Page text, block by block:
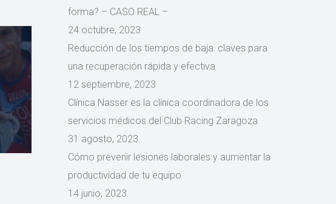
forma? – CASO REAL –
24 octubre, 2023
Reducción de los tiempos de baja: claves para
una recuperación rápida y efectiva
12 septiembre, 2023
Clínica Nasser es la clínica coordinadora de los
servicios médicos del Club Racing Zaragoza
31 agosto, 2023
Cómo prevenir lesiones laborales y aumentar la
productividad de tu equipo
14 junio, 2023